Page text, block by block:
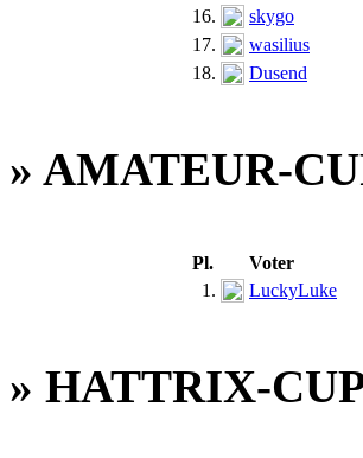
16.
skygo
17.
wasilius
18.
Dusend
» AMATEUR-
Pl.
Voter
1.
LuckyLuke
» HATTRIX-